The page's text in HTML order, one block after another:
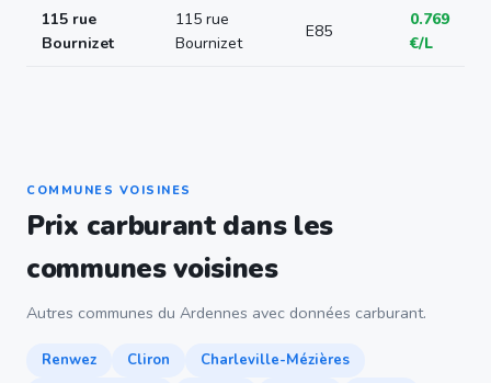
115 rue
Bournizet
115 rue
Bournizet
E85
0.769
€/L
COMMUNES VOISINES
Prix carburant dans les
communes voisines
Autres communes du Ardennes avec données carburant.
Renwez Cliron
Charleville-Mézières